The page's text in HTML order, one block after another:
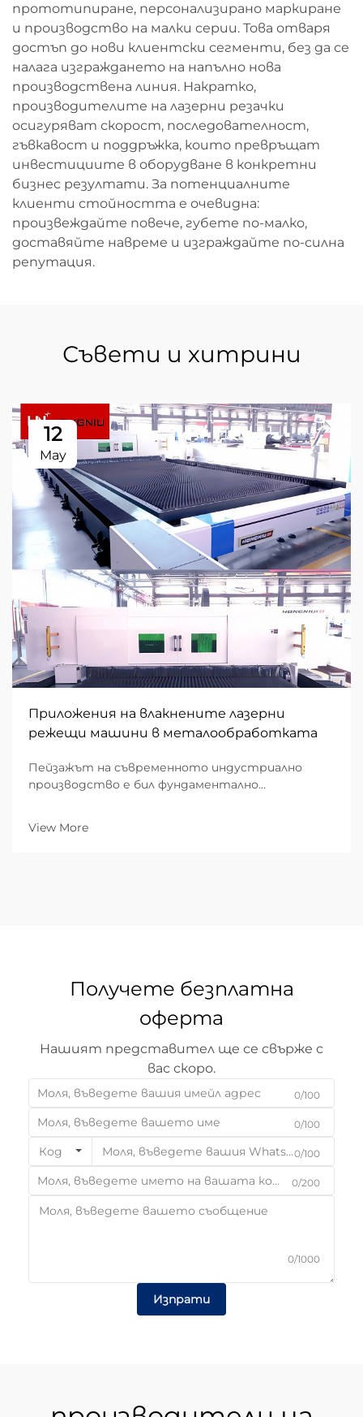
прототипиране, персонализирано маркиране
и производство на малки серии. Това отваря
достъп до нови клиентски сегменти, без да се
налага изграждането на напълно нова
производствена линия. Накратко,
производителите на лазерни резачки
осигуряват скорост, последователност,
гъвкавост и поддръжка, които превръщат
инвестициите в оборудване в конкретни
бизнес резултати. За потенциалните
клиенти стойността е очевидна:
произвеждайте повече, губете по-малко,
доставяйте навреме и изграждайте по-силна
репутация.
Съвети и хитрини
12
May
Приложения на влакнените лазерни
режещи машини в металообработката
Пейзажът на съвременното индустриално
производство е бил фундаментално
металообработката машината за рязане с
View More
Получете безплатна
оферта
Нашият представител ще се свърже с
вас скоро.
0/100
0/100
Код 0/100
0/200
0/1000
Изпрати